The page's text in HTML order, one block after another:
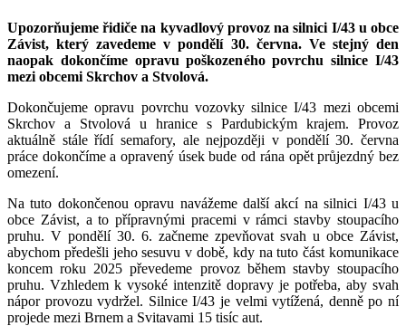
Upozorňujeme řidiče na kyvadlový provoz na silnici I/43 u obce
Závist, který zavedeme v pondělí 30. června. Ve stejný den
naopak dokončíme opravu poškozeného povrchu silnice I/43
mezi obcemi Skrchov a Stvolová.
Dokončujeme opravu povrchu vozovky silnice I/43 mezi obcemi
Skrchov a Stvolová u hranice s Pardubickým krajem. Provoz
aktuálně stále řídí semafory, ale nejpozději v pondělí 30. června
práce dokončíme a opravený úsek bude od rána opět průjezdný bez
omezení.
Na tuto dokončenou opravu navážeme další akcí na silnici I/43 u
obce Závist, a to přípravnými pracemi v rámci stavby stoupacího
pruhu. V pondělí 30. 6. začneme zpevňovat svah u obce Závist,
abychom předešli jeho sesuvu v době, kdy na tuto část komunikace
koncem roku 2025 převedeme provoz během stavby stoupacího
pruhu. Vzhledem k vysoké intenzitě dopravy je potřeba, aby svah
nápor provozu vydržel. Silnice I/43 je velmi vytížená, denně po ní
projede mezi Brnem a Svitavami 15 tisíc aut.